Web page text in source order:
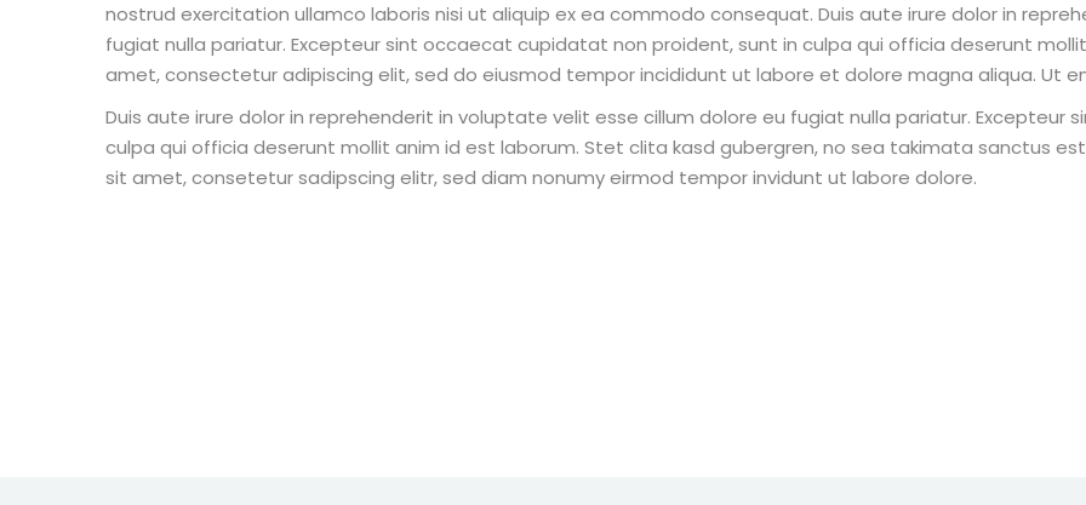
nostrud exercitation ullamco laboris nisi ut aliquip ex ea commodo consequat. Duis aute irure dolor in
fugiat nulla pariatur. Excepteur sint occaecat cupidatat non proident, sunt in culpa qui officia deserunt
amet, consectetur adipiscing elit, sed do eiusmod tempor incididunt ut labore et dolore magna aliqua. Ut
Duis aute irure dolor in reprehenderit in voluptate velit esse cillum dolore eu fugiat nulla pariatur.
culpa qui officia deserunt mollit anim id est laborum. Stet clita kasd gubergren, no sea takimata sanctus
sit amet, consetetur sadipscing elitr, sed diam nonumy eirmod tempor invidunt ut labore dolore.